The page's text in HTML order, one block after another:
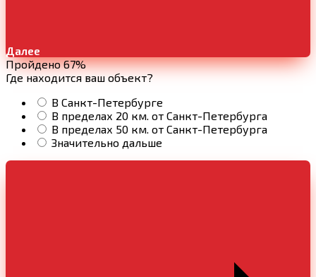
Далее
Пройдено 67%
Где находится ваш объект?
В Санкт-Петербурге
В пределах 20 км. от Санкт-Петербурга
В пределах 50 км. от Санкт-Петербурга
Значительно дальше